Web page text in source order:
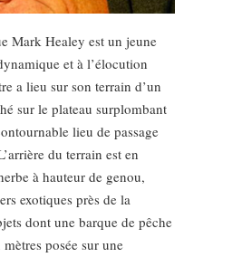
Mark Healey est un jeune
et à l’élocution
a lieu sur son terrain d’un
sur le plateau surplombant
lieu de passage
du terrain est en
à hauteur de genou,
exotiques près de la
dont une barque de pêche
posée sur une